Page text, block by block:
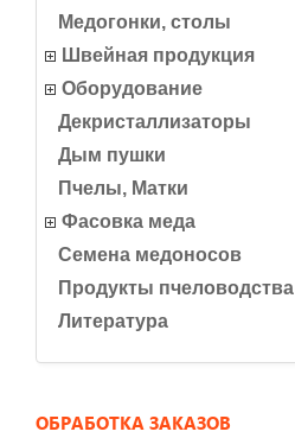
Медогонки, столы
Швейная продукция
Оборудование
Декристаллизаторы
Дым пушки
Пчелы, Матки
Фасовка меда
Семена медоносов
Продукты пчеловодства
Литература
ОБРАБОТКА ЗАКАЗОВ